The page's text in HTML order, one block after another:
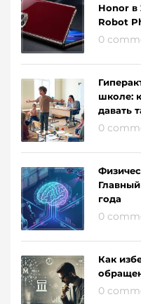
Honor в
Robot
0
школе:
давать
0
года
0
Как
0